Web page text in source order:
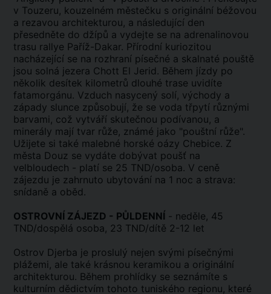
v Touzeru, kouzelném městečku s originální béžovou
a rezavou architekturou, a následující den
přesedněte do džípů a vydejte se na adrenalinovou
trasu rallye Paříž-Dakar. Přírodní kuriozitou
nacházející se na rozhraní písečné a skalnaté pouště
jsou solná jezera Chott El Jerid. Během jízdy po
několik desítek kilometrů dlouhé trase uvidíte
fatamorgánu. Vzduch nasycený solí, východy a
západy slunce způsobují, že se voda třpytí různými
barvami, což vytváří skutečnou podívanou, a
minerály mají tvar růže, známé jako "pouštní růže".
Užijete si také malebné horské oázy Chebice. Z
města Douz se vydáte dobývat poušť na
velbloudech - platí se 25 TND/osoba. V ceně
zájezdu je zahrnuto ubytování na 1 noc a strava:
snídaně a oběd.
OSTROVNÍ ZÁJEZD - PŮLDENNÍ - neděle, 45
TND/dospělá osoba, 23 TND/dítě 2-12 let
Ostrov Djerba je proslulý nejen svými písečnými
plážemi, ale také krásnou keramikou a originální
architekturou. Během prohlídky se seznámíte s
kulturním dědictvím tohoto tuniského regionu, které